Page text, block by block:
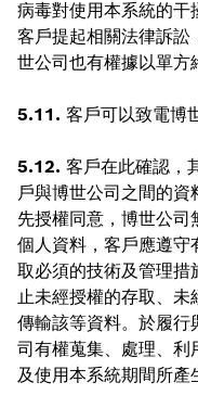
病毒對使用本系統的
客戶提起相關法律訴
世公司也有權據以單方
5.11. 客戶可以致電博
5.12. 客戶在此確認，
戶與博世公司之間的
先授權同意，博世公
個人資料，客戶應遵
取必須的技術及管理
止未經授權的存取、未
傳輸該等資料。於履
司有權蒐集、處理、利
及使用本系統期間所產